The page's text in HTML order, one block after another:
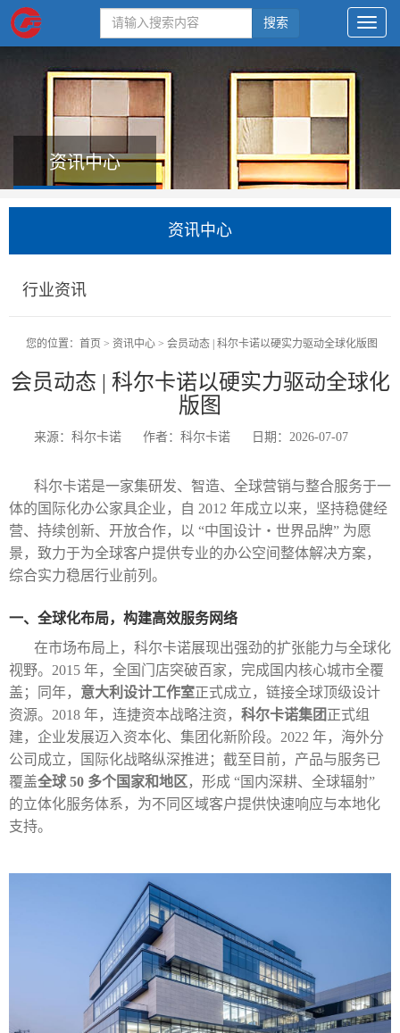
搜索
资讯中心
资讯中心
行业资讯
您的位置： 首页 > 资讯中心 > 会员动态 | 科尔卡诺以硬实力驱动全球化版图
会员动态 | 科尔卡诺以硬实力驱动全球化
版图
来源：科尔卡诺 作者：科尔卡诺 日期：2026-07-07
科尔卡诺是一家集研发、智造、全球营销与整合服务于一
体的国际化办公家具企业，自 2012 年成立以来，坚持稳健经
营、持续创新、开放合作，以 “中国设计・世界品牌” 为愿
景，致力于为全球客户提供专业的办公空间整体解决方案，
综合实力稳居行业前列。
一、全球化布局，构建高效服务网络
在市场布局上，科尔卡诺展现出强劲的扩张能力与全球化
视野。 2015 年，全国门店突破百家，完成国内核心城市全覆
盖；同年， 意大利设计工作室正式成立，链接全球顶级设计
资源。 2018 年，连捷资本战略注资， 科尔卡诺集团 正式组
建，企业发展迈入资本化、集团化新阶段。 2022 年，海外分
公司成立，国际化战略纵深推进；截至目前，产品与服务已
覆盖全球 50 多个国家和地区 ，形成 “国内深耕、全球辐射”
的立体化服务体系，为不同区域客户提供快速响应与本地化
支持。